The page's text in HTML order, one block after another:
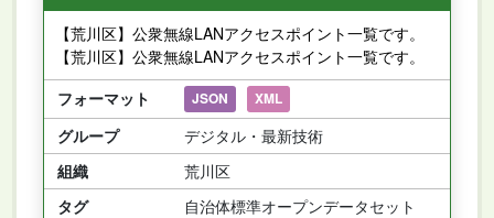
【荒川区】公衆無線LANアクセスポイント一覧です。
【荒川区】公衆無線LANアクセスポイント一覧です。
フォーマット
JSON XML
グループ
デジタル・最新技術
組織
荒川区
タグ
自治体標準オープンデータセット